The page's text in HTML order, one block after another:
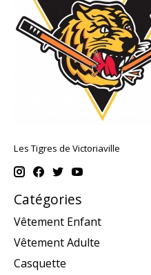
Les Tigres de Victoriaville
Catégories
Vêtement Enfant
Vêtement Adulte
Casquette